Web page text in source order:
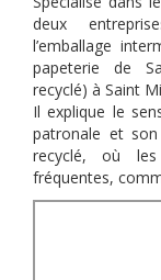
deux
l’emballage
papeterie de
recyclé) à Saint
Il explique le
patronale et
recyclé, où
fréquentes,